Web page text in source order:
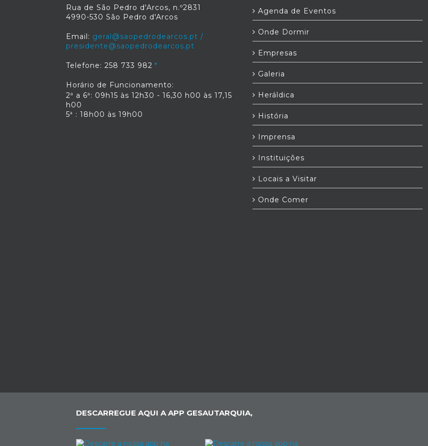
Rua de São Pedro d'Arcos, n.º2831
4990-530 São Pedro d'Arcos
Email: geral@saopedrodearcos.pt /
presidente@saopedrodearcos.pt
Telefone: 258 733 982
Horário de Funcionamento:
2ª a 6ª: 09h15 às 12h30 - 16,30 h00 às 17,15
h00
5ª : 18h00 às 19h00
Agenda de Eventos
Onde Dormir
Empresas
Galeria
Heráldica
História
Imprensa
Instituições
Locais a Visitar
Onde Comer
DESCARREGUE AQUI A APP GESAUTARQUIA,